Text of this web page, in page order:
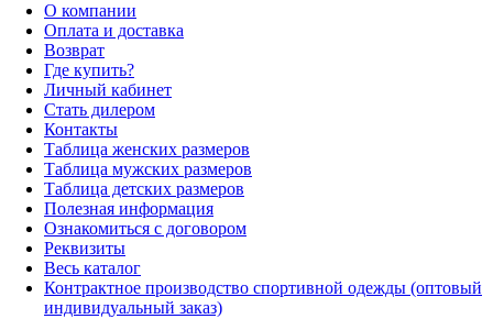
О компании
Оплата и доставка
Возврат
Где купить?
Личный кабинет
Стать дилером
Контакты
Таблица женских размеров
Таблица мужских размеров
Таблица детских размеров
Полезная информация
Ознакомиться с договором
Реквизиты
Весь каталог
Контрактное производство спортивной одежды (оптовый
индивидуальный заказ)